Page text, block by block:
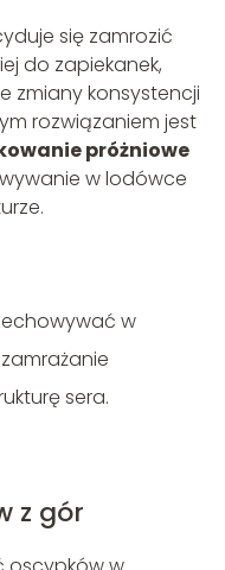
się zamrozić
do zapiekanek,
zmiany konsystencji
rozwiązaniem jest
próżniowe
w lodówce
w
sera.
z gór